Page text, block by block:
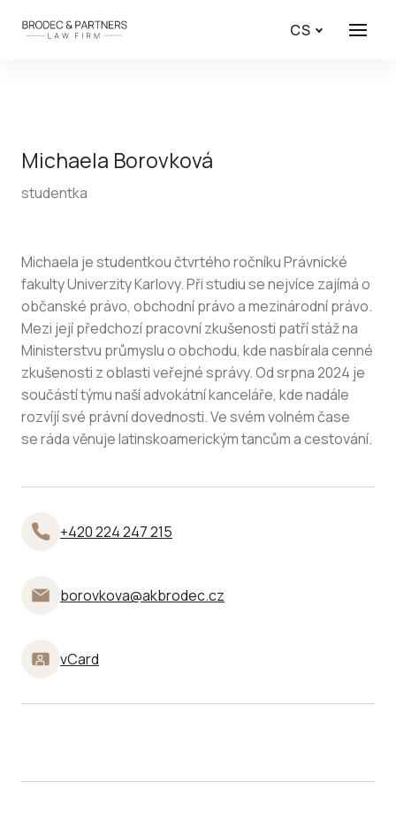
Menu
CS
Michaela Borovková
studentka
Michaela je studentkou čtvrtého ročníku Právnické
fakulty Univerzity Karlovy. Při studiu se nejvíce zajímá o
občanské právo, obchodní právo a mezinárodní právo.
Mezi její předchozí pracovní zkušenosti patří stáž na
Ministerstvu průmyslu o obchodu, kde nasbírala cenné
zkušenosti z oblasti veřejné správy. Od srpna 2024 je
součástí týmu naší advokátní kanceláře, kde nadále
rozvíjí své právní dovednosti. Ve svém volném čase
se ráda věnuje latinskoamerickým tancům a cestování.
+420 224 247 215
borovkova@akbrodec.cz
vCard